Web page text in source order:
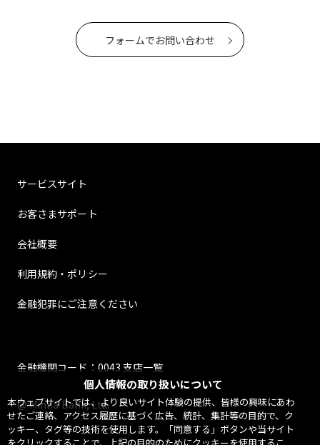
個人情報の取り扱いについて
本ウェブサイトでは、より良いサイト体験の提供、皆様の興味にあわ
せたご連絡、アクセス履歴に基づく広告、統計、集計等の目的で、ク
ッキー、タグ等の技術を使用します。「同意する」ボタンや当サイト
フォームでお問い合わせ
サービスサイト
お客さまサポート
会社概要
利用規約・ポリシー
金融犯罪にご注意ください
金融機関コード：0043 支店一覧
@ Minna Bank, Ltd.